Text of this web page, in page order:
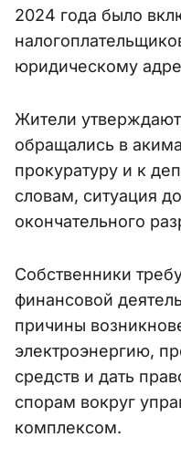
2024 года было
юридическому
Жители
обращались в
прокуратуру и к
словам, ситуация
окончательного
Собственники
финансовой
причины
электроэнергию,
средств и дать
спорам вокруг
комплексом.